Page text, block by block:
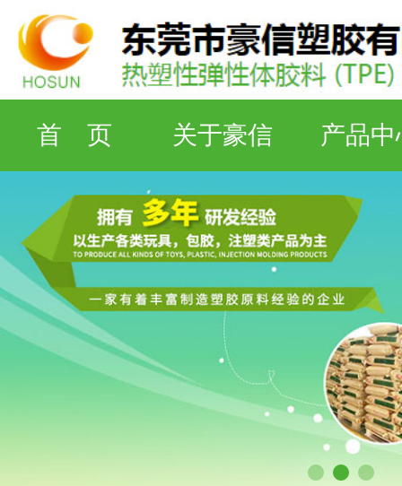
首 页 关于豪信 产品中
检测设备 工厂资质 联系